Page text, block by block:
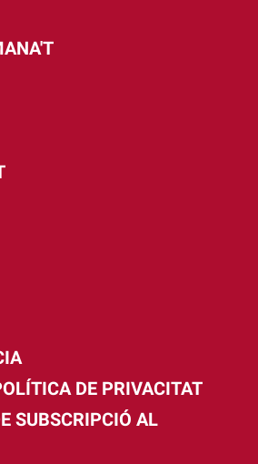
DE PRIVACITAT
SUBSCRIPCIÓ AL